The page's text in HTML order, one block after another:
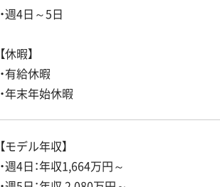
・週4日～5日
【休暇】
・有給休暇
・年末年始休暇
【モデル年収】
・週4日：年収1,664万円～